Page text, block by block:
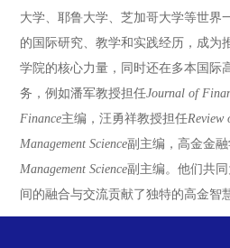
大学、耶鲁大学、芝加哥大学等世界
的国际研究、教学和实践经历，成为
学院的核心力量，同时还在多本国际
务，例如潘军教授担任Journal of
Finance主编，汪勇祥教授担任Review
Management Science副主编，高金金
Management Science副主编。他们共
间的融合与交流贡献了独特的高金智